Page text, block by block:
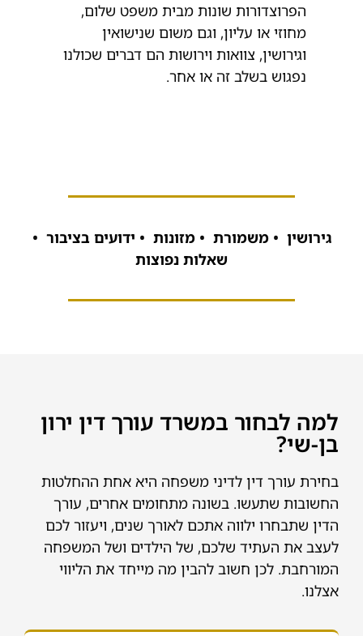
הפרוצדורות שונות מבית משפט שלום,
מחוזי או עליון, וגם משום שנישואין
וגירושין, צוואות וירושות הם דברים שכולנו
נפגוש בשלב זה או אחר.
גירושין • משמורת • מזונות • ידועים בציבור •
שאלות נפוצות
למה לבחור במשרד עורך דין ירון
בן-שי?
בחירת עורך דין לדיני משפחה היא אחת ההחלטות
החשובות שתעשו. בשונה מתחומים אחרים, עורך
הדין שתבחרו ילווה אתכם לאורך שנים, ויעזור לכם
לעצב את העתיד שלכם, של הילדים ושל המשפחה
המורחבת. לכן חשוב להבין מה מייחד את הליווי
אצלנו.